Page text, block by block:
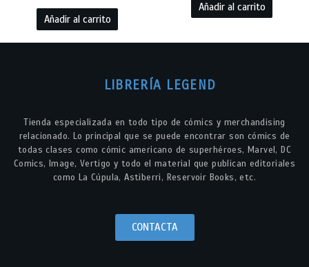
Añadir al carrito
Añadir al carrito
LIBRERÍA LEGEND
Tienda especializada en todo tipo de cómics y merchandising
relacionado. Lo principal que se puede encontrar son cómics de
todas clases como cómic americano de superhéroes, Marvel, DC
Comics, Image, Vertigo y todo el material que publican editoriales
como La Cúpula, Astiberri, Reservoir Books, etc.
CONTACTA